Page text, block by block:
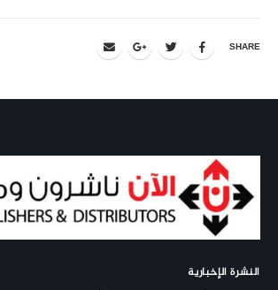
SHARE
النشرة الإخبارية